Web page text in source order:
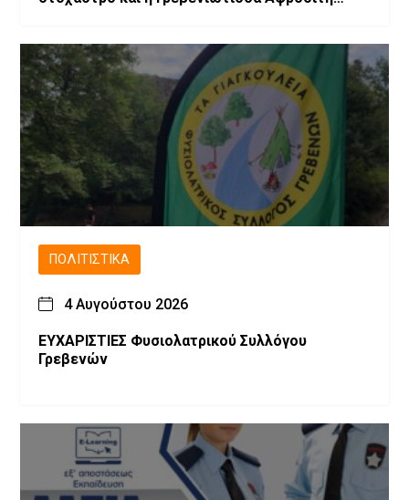
ΠΟΛΙΤΙΣΤΙΚΆ
4 Αυγούστου 2026
ΕΥΧΑΡΙΣΤΙΕΣ Φυσιολατρικού Συλλόγου
Γρεβενών